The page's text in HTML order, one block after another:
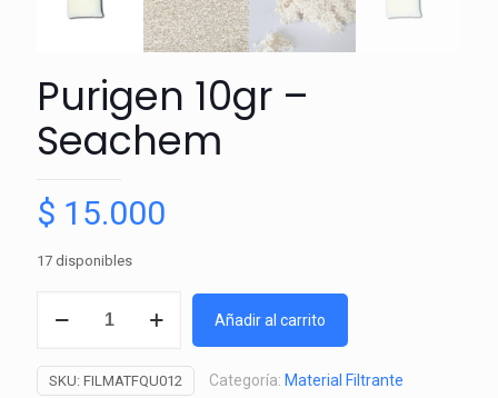
Purigen 10gr –
Seachem
$ 15.000
17 disponibles
Seachem
Añadir al carrito
SKU: FILMATFQU012 Categoría: Material Filtrante